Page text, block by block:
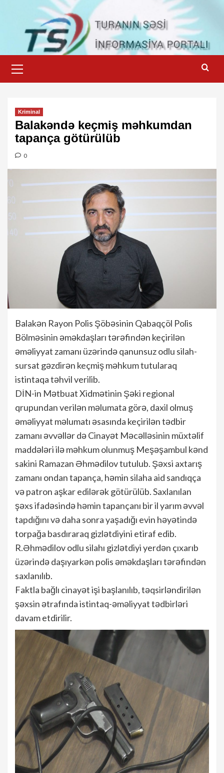
content
Menu
Kriminal
Balakəndə keçmiş məhkumdan
tapança götürülüb
0
Balakən Rayon Polis Şöbəsinin Qabaqçöl Polis
Bölməsinin əməkdaşları tərəfindən keçirilən
əməliyyat zamanı üzərində qanunsuz odlu silah-
sursat gəzdirən keçmiş məhkum tutularaq
istintaqa təhvil verilib.
DİN-in Mətbuat Xidmətinin Şəki regional
qrupundan verilən məlumata görə, daxil olmuş
əməliyyat məlumatı əsasında keçirilən tədbir
zamanı əvvəllər də Cinayət Məcəlləsinin müxtəlif
maddələri ilə məhkum olunmuş Meşəşambul kənd
sakini Ramazan Əhmədilov tutulub. Şəxsi axtarış
zamanı ondan tapança, həmin silaha aid sandıqça
və patron aşkar edilərək götürülüb. Saxlanılan
şəxs ifadəsində həmin tapançanı bir il yarım əvvəl
tapdığını və daha sonra yaşadığı evin həyətində
torpağa basdıraraq gizlətdiyini etiraf edib.
R.Əhmədilov odlu silahı gizlətdiyi yerdən çıxarıb
üzərində daşıyarkən polis əməkdaşları tərəfindən
saxlanılıb.
Faktla bağlı cinayət işi başlanılıb, təqsirləndirilən
şəxsin ətrafında istintaq-əməliyyat tədbirləri
davam etdirilir.